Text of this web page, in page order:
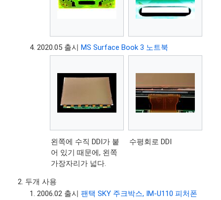
2020.05 출시MS Surface Book 3 노트북
왼쪽에 수직 DDI가 붙
어 있기 때문에, 왼쪽
가장자리가 넓다.
수평회로 DDI
두개 사용
2006.02 출시팬택 SKY 주크박스, IM-U110 피처폰